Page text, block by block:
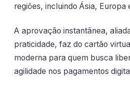
regiões, incluindo Ásia, Europa
A aprovação instantânea,
praticidade, faz do cartão
moderna para quem busca
agilidade nos pagamentos